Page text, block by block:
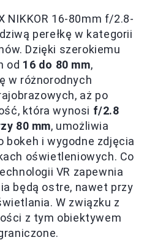
NIKKOR 16-80mm f/2.8-
perełkę w kategorii
Dzięki szerokiemu
od 16 do 80 mm,
w różnorodnych
aż po
która wynosi f/2.8
80 mm, umożliwia
bokeh i wygodne zdjęcia
oświetleniowych. Co
VR zapewnia
będą ostre, nawet przy
W związku z
z tym obiektywem